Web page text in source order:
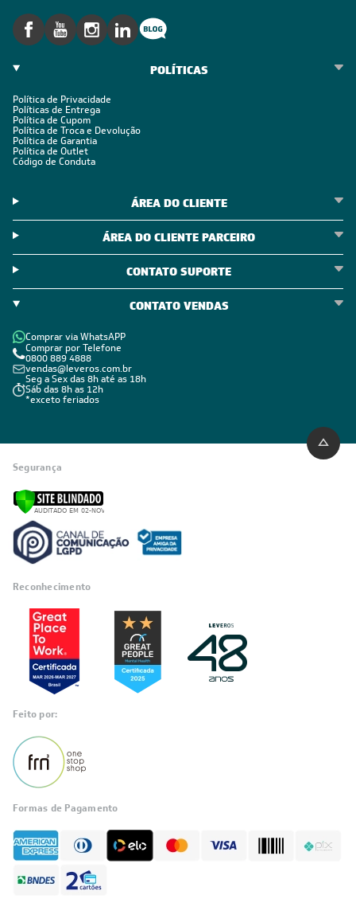
POLÍTICAS
Política de Privacidade
Políticas de Entrega
Política de Cupom
Política de Troca e Devolução
Política de Garantia
Política de Outlet
Código de Conduta
ÁREA DO CLIENTE
ÁREA DO CLIENTE PARCEIRO
CONTATO SUPORTE
CONTATO VENDAS
Comprar via WhatsAPP
Comprar por Telefone
0800 889 4888
vendas@leveros.com.br
Seg a Sex das 8h até as 18h
Sáb das 8h as 12h
*exceto feriados
Segurança
Reconhecimento
Feito por:
Formas de Pagamento
Fale com a LIA